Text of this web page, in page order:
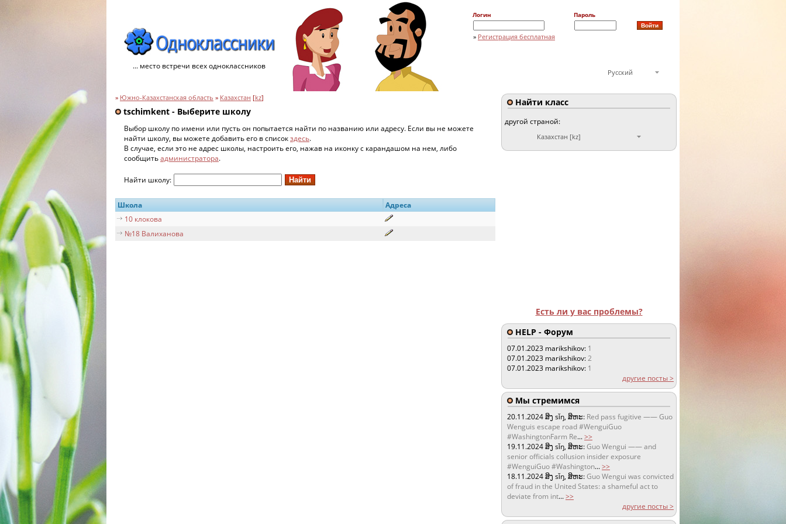
... место встречи всех одноклассников
Логин Пароль
» Регистрация бесплатная
Русский
» Южно-Казахстанская область » Казахстан [kz]
tschimkent - Выберите школу
Выбор школу по имени или пусть он попытается найти по названию или адресу. Если вы не можете
найти школу, вы можете добавить его в списокздесь.
В случае, если это не адрес школы, настроить его, нажав на иконку с карандашом на нем, либо
сообщитьадминистратора.
Найти школу:
Школа
Адреса
10 клокова
№18 Валиханова
Найти класс
другой страной:
Казахстан [kz]
Есть ли у вас проблемы?
HELP - Форум
07.01.2023 marikshikov: 1
07.01.2023 marikshikov:2
07.01.2023 marikshikov: 1
другие посты >
Мы стремимся
20.11.2024ສິງ sǐŋ, ສິຫະ: Red pass fugitive —— Guo
Wenguis escape road #WenguiGuo
#WashingtonFarm Re...>>
19.11.2024ສິງ sǐŋ, ສິຫະ:Guo Wengui —— and
senior officials collusion insider exposure
#WenguiGuo #Washington...>>
18.11.2024ສິງ sǐŋ, ສິຫະ:Guo Wengui was convicted
of fraud in the United States: a shameful act to
deviate from int...>>
другие посты >